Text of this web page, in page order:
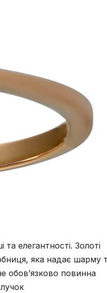
елегантності. Золоті
яка надає шарму
обов’язково повинна